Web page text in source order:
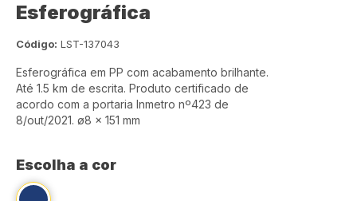
Esferográfica
Código: LST-137043
Esferográfica em PP com acabamento brilhante.
Até 1.5 km de escrita. Produto certificado de
acordo com a portaria Inmetro nº423 de
8/out/2021. ø8 x 151 mm
Escolha a cor